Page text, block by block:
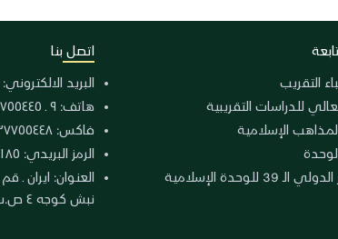
التقريب
للدراسات التقريبية
الإسلامية
39 للوحدة الإسلامية
اتصل بنا
البريد الالكتروني:
هاتف: ٩ ـ ٩٨٢٥٣٧٧٥٥٤٤٥ +
فاكس: ٩٨٢٥٣٧٧٥٥٤٤٨ +
الرمز البريدي: ٣٧١٨٥ / ٣٨٧٣
نبش كوجه ٤ ص.ب: ٣٧١١٥٥٥٩٩٩